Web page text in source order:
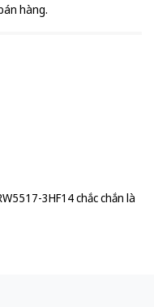
hàng.
3HF14 chắc chắn là